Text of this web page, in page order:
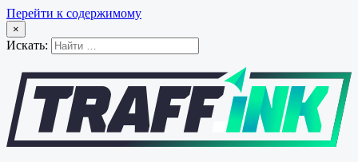
Перейти к содержимому
×
Искать: